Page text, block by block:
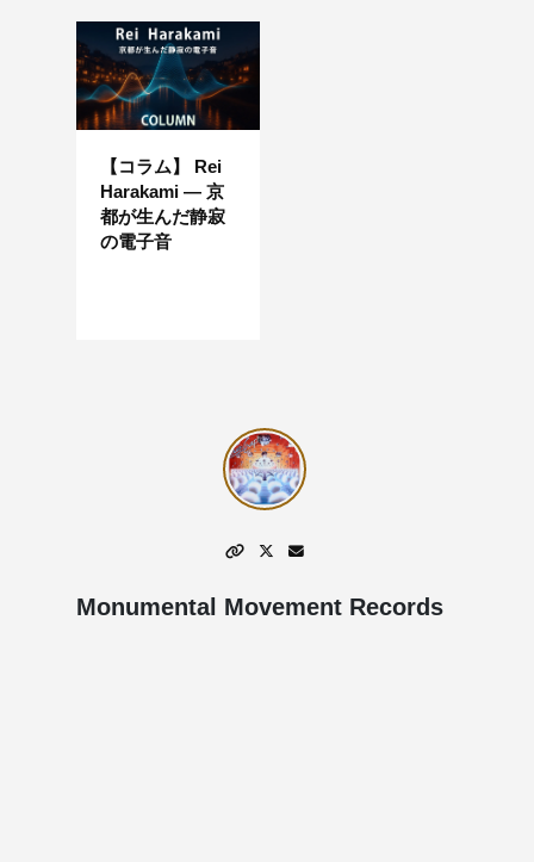
【コラム】 Rei
Harakami ― 京
都が生んだ静寂
の電子音
Monumental Movement Records